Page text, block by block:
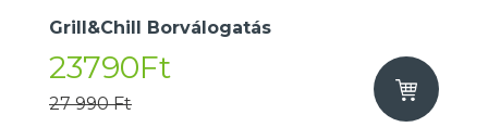
Grill&Chill Borválogatás
23790Ft
27 990 Ft